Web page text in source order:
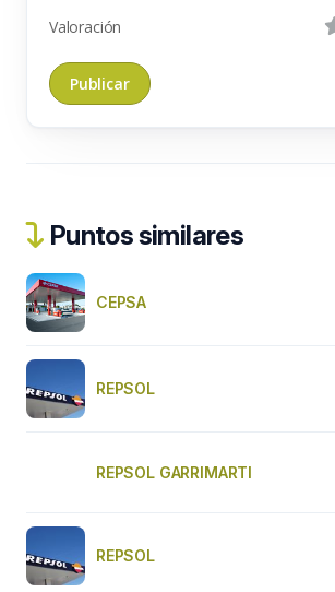
Valoración
Puntos similares
CEPSA
REPSOL
REPSOL GARRIMARTI
REPSOL